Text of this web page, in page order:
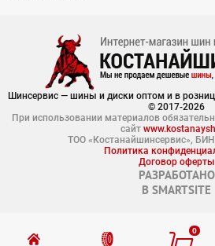
0
Шинсервис — шины и диски оптом и в
© 2017-2026
При использовании материалов
сайт
ТОО «Костанайшинсервис»,
Политика
Договор оферты
РАЗРАБОТАНО
В SMARTSITE